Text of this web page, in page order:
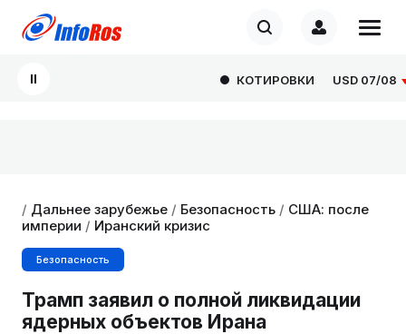
КОТИРОВКИ USD07/08
/ Дальнее зарубежье / Безопасность / США: после
империи / Иранский кризис
Безопасность
Трамп заявил о полной ликвидации
ядерных объектов Ирана